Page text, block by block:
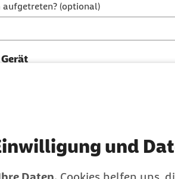
und
Daten. Cookies helfen uns,
(optional)
nutzen: Welches Gerät nutzen Sie?